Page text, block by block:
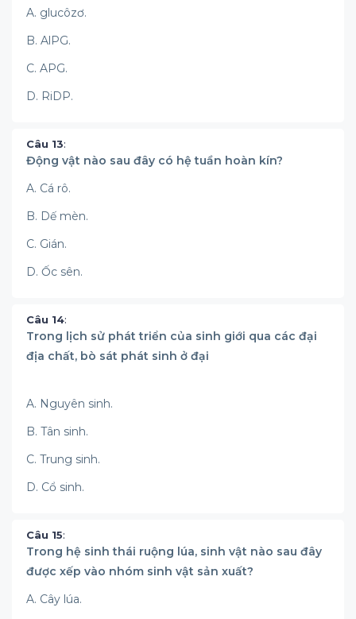
A. glucôzơ.
B. AlPG.
C. APG.
D. RiDP.
Câu 13:
Động vật nào sau đây có hệ tuần hoàn kín?
A. Cá rô.
B. Dế mèn.
C. Gián.
D. Ốc sên.
Câu 14:
Trong lịch sử phát triển của sinh giới qua các đại
địa chất, bò sát phát sinh ở đại
A. Nguyên sinh.
B. Tân sinh.
C. Trung sinh.
D. Cổ sinh.
Câu 15:
Trong hệ sinh thái ruộng lúa, sinh vật nào sau đây
được xếp vào nhóm sinh vật sản xuất?
A. Cây lúa.